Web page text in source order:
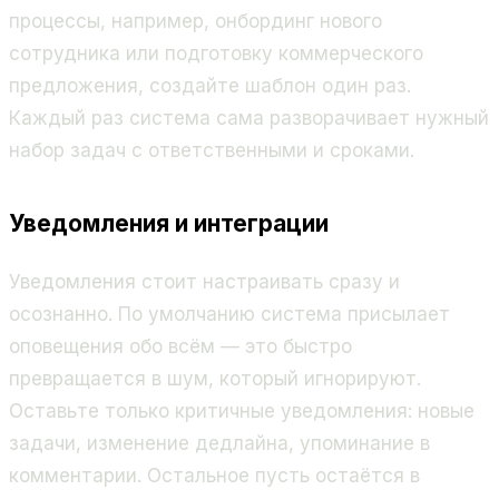
процессы, например, онбординг нового
сотрудника или подготовку коммерческого
предложения, создайте шаблон один раз.
Каждый раз система сама разворачивает нужный
набор задач с ответственными и сроками.
Уведомления и интеграции
Уведомления стоит настраивать сразу и
осознанно. По умолчанию система присылает
оповещения обо всём — это быстро
превращается в шум, который игнорируют.
Оставьте только критичные уведомления: новые
задачи, изменение дедлайна, упоминание в
комментарии. Остальное пусть остаётся в